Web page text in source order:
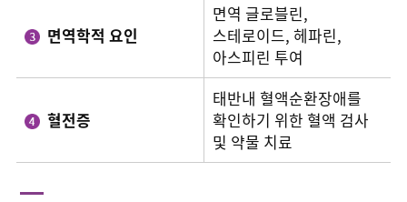
면역학적 요인
면역 글로블린,
스테로이드, 헤파린,
아스피린 투여
혈전증
태반내 혈액순환장애를
확인하기 위한 혈액 검사
및 약물 치료